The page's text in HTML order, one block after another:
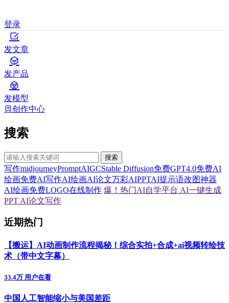
登录
发文章
发产品
发模型
创作中心
搜索
搜索
写作midjourneyPromptAIGCStable Diffusion免费GPT4.0免费AI
绘画免费AI写作AI绘画AI论文万彩AIPPTAI提示语改图神器
AI绘画免费LOGO在线制作 爆！热门AI自学平台 AI一键生成
PPT AI论文写作
近期热门
【搬运】AI动画制作流程揭秘！综合实拍+合成+ai视频转绘技
术（带中文字幕）
33.4万 用户在看
中国人工智能缩小与美国差距